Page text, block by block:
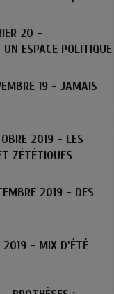
20 -
ESPACE POLITIQUE
19 - JAMAIS
2019 - LES
ZÉTÉTIQUES
2019 - DES
2019 - MIX D'ÉTÉ